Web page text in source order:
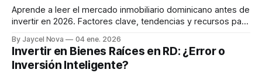
Aprende a leer el mercado inmobiliario dominicano antes de
invertir en 2026. Factores clave, tendencias y recursos para
By Jaycel Nova 04 ene. 2026
Invertir en Bienes Raíces en RD: ¿Error o
Inversión Inteligente?